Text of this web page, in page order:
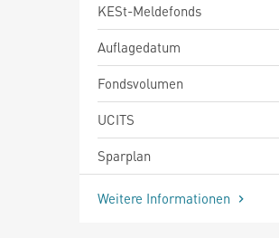
KESt-Meldefonds
Auflagedatum
Fondsvolumen
UCITS
Sparplan
Weitere Informationen